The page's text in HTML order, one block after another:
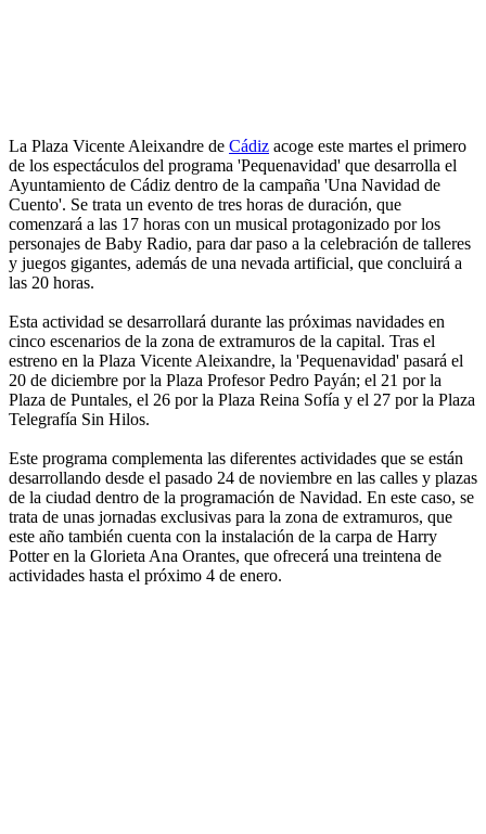
La Plaza Vicente Aleixandre de Cádiz acoge este martes el primero
de los espectáculos del programa 'Pequenavidad' que desarrolla el
Ayuntamiento de Cádiz dentro de la campaña 'Una Navidad de
Cuento'. Se trata un evento de tres horas de duración, que
comenzará a las 17 horas con un musical protagonizado por los
personajes de Baby Radio, para dar paso a la celebración de talleres
y juegos gigantes, además de una nevada artificial, que concluirá a
las 20 horas.
Esta actividad se desarrollará durante las próximas navidades en
cinco escenarios de la zona de extramuros de la capital. Tras el
estreno en la Plaza Vicente Aleixandre, la 'Pequenavidad' pasará el
20 de diciembre por la Plaza Profesor Pedro Payán; el 21 por la
Plaza de Puntales, el 26 por la Plaza Reina Sofía y el 27 por la Plaza
Telegrafía Sin Hilos.
Este programa complementa las diferentes actividades que se están
desarrollando desde el pasado 24 de noviembre en las calles y plazas
de la ciudad dentro de la programación de Navidad. En este caso, se
trata de unas jornadas exclusivas para la zona de extramuros, que
este año también cuenta con la instalación de la carpa de Harry
Potter en la Glorieta Ana Orantes, que ofrecerá una treintena de
actividades hasta el próximo 4 de enero.